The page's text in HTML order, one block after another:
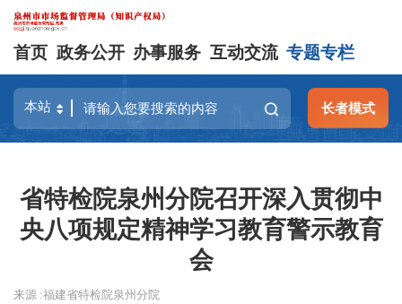
首页 政务公开 办事服务 互动交流 专题专栏
长者模式
省特检院泉州分院召开深入贯彻中
央八项规定精神学习教育警示教育
会
来源 :福建省特检院泉州分院